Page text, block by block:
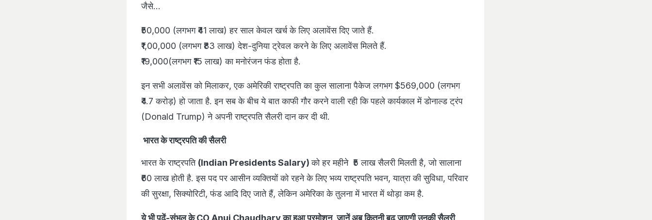
जैसे...
₹50,000 (लगभग ₹41 लाख) हर साल केवल खर्च के लिए अलावेंस दिए जाते हैं.
₹1,00,000 (लगभग ₹83 लाख) देश-दुनिया ट्रेवल करने के लिए अलावेंस मिलते हैं.
₹19,000(लगभग ₹15 लाख) का मनोरंजन फंड होता है.
इन सभी अलावेंस को मिलाकर, एक अमेरिकी राष्ट्रपति का कुल सालाना पैकेज लगभग $569,000 (लगभग
₹4.7 करोड़) हो जाता है. इन सब के बीच ये बात काफी गौर करने वाली रही कि पहले कार्यकाल में डोनाल्ड ट्रंप
(Donald Trump) ने अपनी राष्ट्रपति सैलरी दान कर दी थी.
भारत के राष्ट्रपति की सैलरी
भारत के राष्ट्रपति (Indian Presidents Salary)को हर महीने ₹5 लाख सैलरी मिलती है, जो सालाना
₹60 लाख होती है. इस पद पर आसीन व्यक्तियों को रहने के लिए भव्य राष्ट्रपति भवन, यात्रा की सुविधा, परिवार
की सुरक्षा, सिक्योरिटी, फंड आदि दिए जाते हैं, लेकिन अमेरिका के तुलना में भारत में थोड़ा कम है.
ये भी पढ़ें-संभल के CO Anuj Chaudhary का हुआ प्रमोशन, जानें अब कितनी बढ़ जाएगी उनकी सैलरी